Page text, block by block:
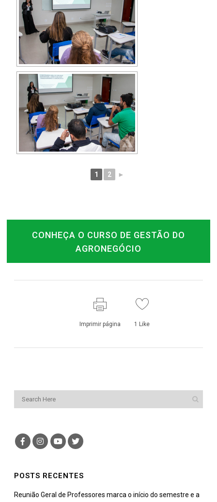
1 2 ►
CONHEÇA O CURSO DE GESTÃO DO
AGRONEGÓCIO
Imprimir página 1 Like
POSTS RECENTES
Reunião Geral de Professores marca o início do semestre e a